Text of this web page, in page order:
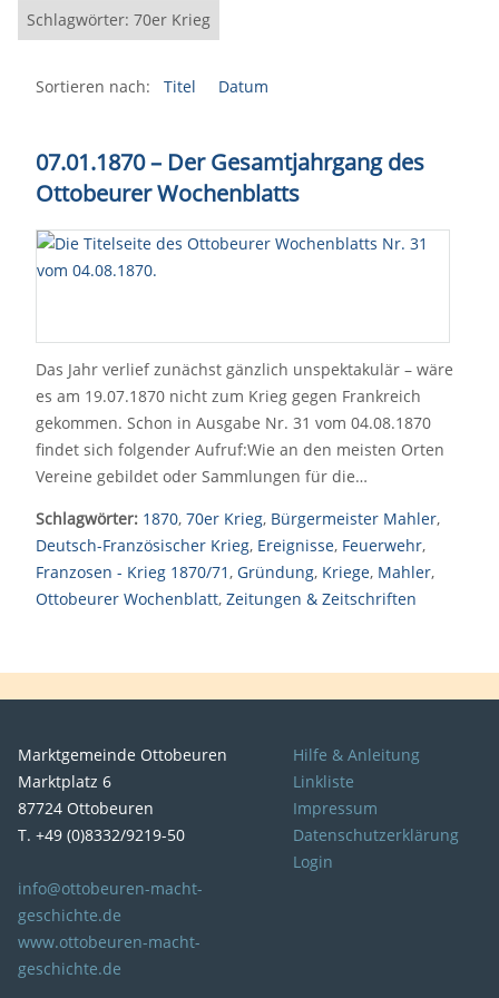
Schlagwörter: 70er Krieg
Sortieren nach: Titel Datum
07.01.1870– Der Gesamtjahrgang des
Ottobeurer Wochenblatts
Das Jahr verlief zunächst gänzlich unspektakulär – wäre
es am 19.07.1870 nicht zum Krieg gegen Frankreich
gekommen. Schon in Ausgabe Nr. 31 vom 04.08.1870
findet sich folgender Aufruf:Wie an den meisten Orten
Vereine gebildet oder Sammlungen für die…
Schlagwörter: 1870, 70er Krieg, Bürgermeister Mahler,
Deutsch-Französischer Krieg, Ereignisse, Feuerwehr,
Franzosen - Krieg 1870/71, Gründung, Kriege, Mahler,
Ottobeurer Wochenblatt, Zeitungen & Zeitschriften
Marktgemeinde Ottobeuren
Marktplatz 6
87724 Ottobeuren
T. +49 (0)8332/9219-50
info@ottobeuren-macht-
geschichte.de
www.ottobeuren-macht-
geschichte.de
Hilfe & Anleitung
Linkliste
Impressum
Datenschutzerklärung
Login